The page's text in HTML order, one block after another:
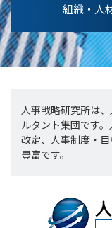
組織・人
人事戦略研究所は
ルタント集団です
改定、人事制度・
豊富です。